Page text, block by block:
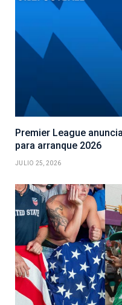
Premier League
para arranque 2026
JULIO 25, 2026